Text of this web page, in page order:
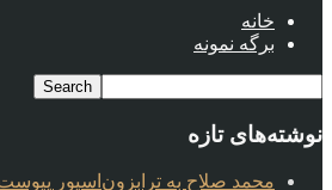
خانه
برگه نمونه
نوشته‌های تازه
محمد صلاح به ترابزون‌اسپور